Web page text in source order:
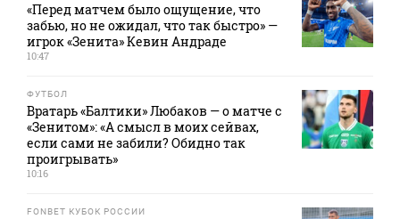
«Перед матчем было ощущение, что
забью, но не ожидал, что так быстро» —
игрок «Зенита» Кевин Андраде
10:47
ФУТБОЛ
Вратарь «Балтики» Любаков — о матче с
«Зенитом»: «А смысл в моих сейвах,
если сами не забили? Обидно так
проигрывать»
10:16
FONBET КУБОК РОССИИ